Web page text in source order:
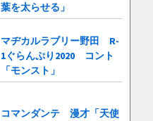
葉を太らせる」
マヂカルラブリー野田 R-
1ぐらんぷり2020 コント
「モンスト」
コマンダンテ 漫才「天使